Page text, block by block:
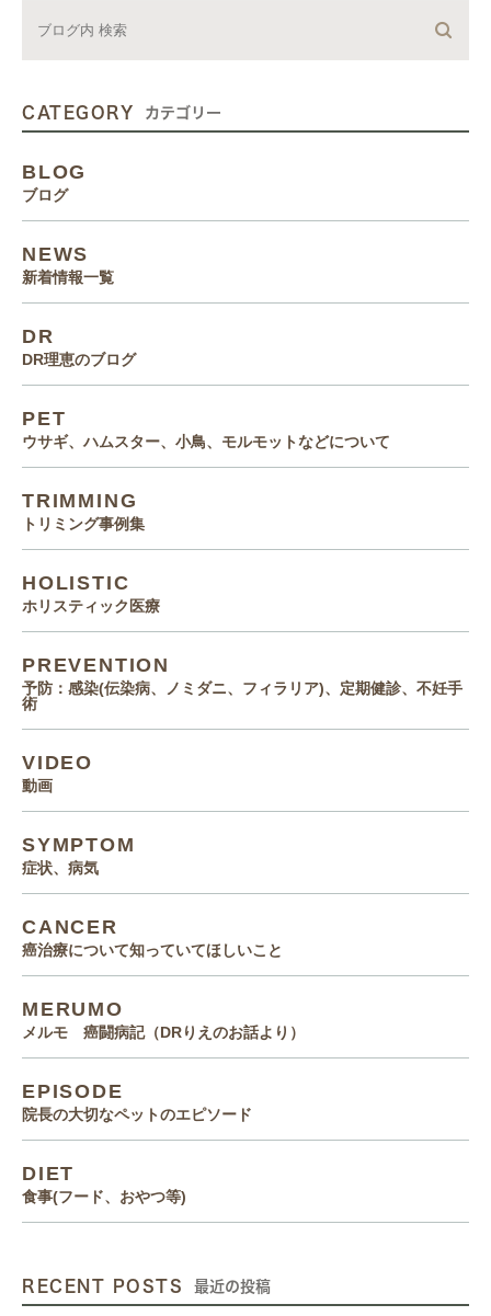
CATEGORY カテゴリー
BLOG
ブログ
NEWS
新着情報一覧
DR
DR理恵のブログ
PET
ウサギ、ハムスター、小鳥、モルモットなどについて
TRIMMING
トリミング事例集
HOLISTIC
ホリスティック医療
PREVENTION
予防：感染(伝染病、ノミダニ、フィラリア)、定期健診、不妊手
術
VIDEO
動画
SYMPTOM
症状、病気
CANCER
癌治療について知っていてほしいこと
MERUMO
メルモ 癌闘病記（DRりえのお話より）
EPISODE
院長の大切なペットのエピソード
DIET
食事(フード、おやつ等)
RECENT POSTS 最近の投稿